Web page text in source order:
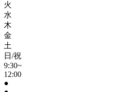
火
水
木
金
土
日/祝
9:30~
12:00
●